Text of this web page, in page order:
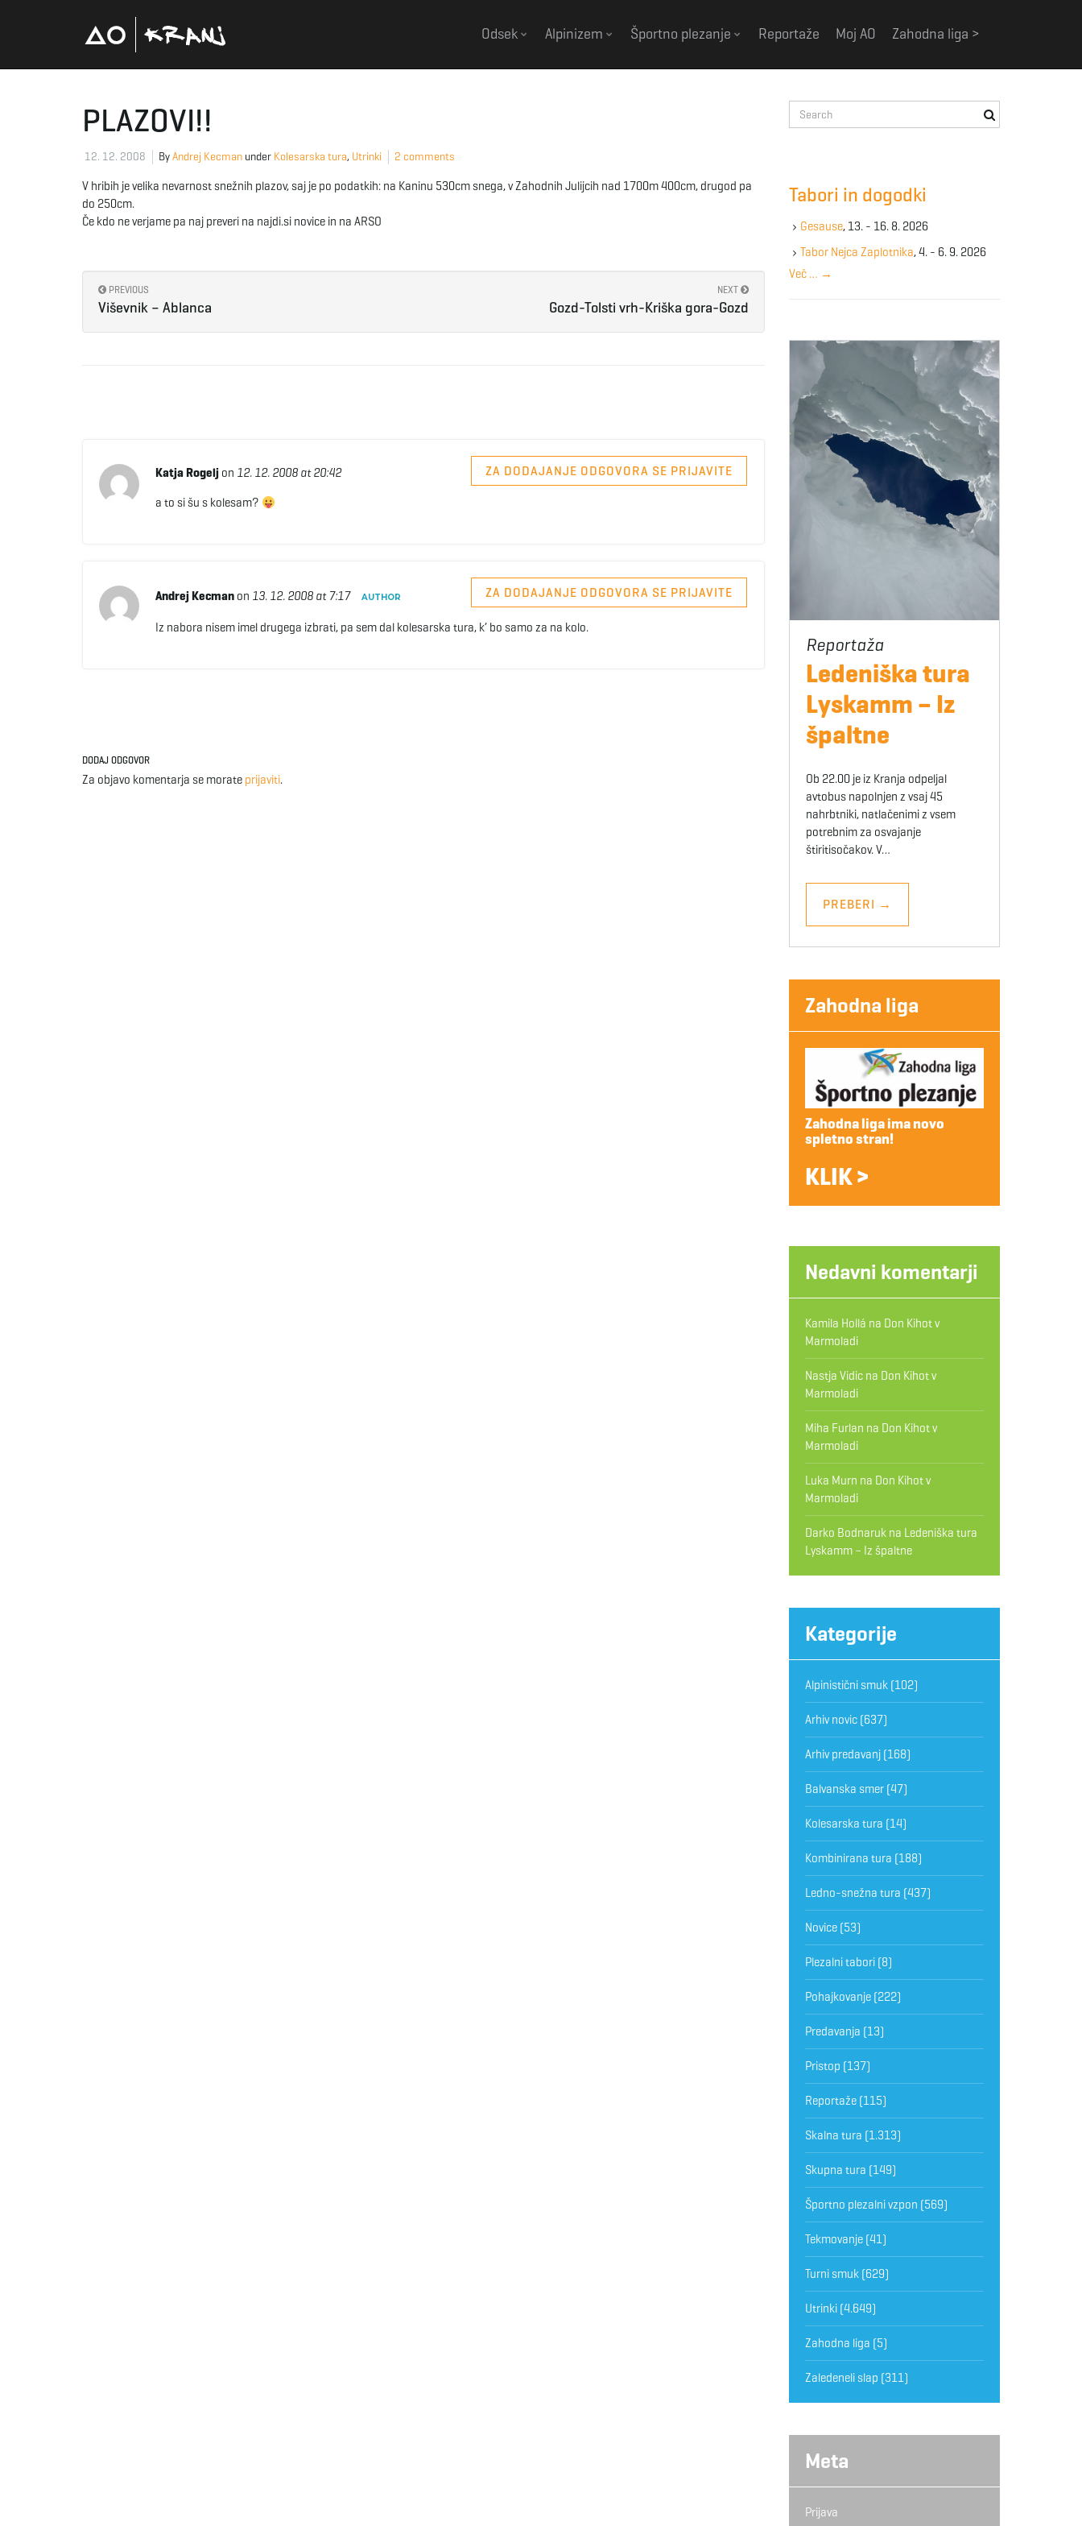
Odsek Alpinizem Športno plezanje Reportaže Moj AO Zahodna liga >
PLAZOVI!!
12. 12. 2008 ByAndrej Kecman under Kolesarska tura, Utrinki 2 comments
V hribih je velika nevarnost snežnih plazov, saj je po podatkih: na Kaninu 530cm snega, v Zahodnih Julijcih nad 1700m 400cm, drugod pa
do 250cm.
Če kdo ne verjame pa naj preveri na najdi.si novice in na ARSO
PREVIOUS
Viševnik – Ablanca
NEXT
Gozd-Tolsti vrh-Kriška gora-Gozd
Katja Rogeljon 12. 12. 2008 at 20:42 ZA DODAJANJE ODGOVORA SE PRIJAVITE
a to si šu s kolesam?
Andrej Kecmanon 13. 12. 2008 at 7:17 AUTHOR ZA DODAJANJE ODGOVORA SE PRIJAVITE
Iz nabora nisem imel drugega izbrati, pa sem dal kolesarska tura, k’ bo samo za na kolo.
DODAJ ODGOVOR
Za objavo komentarja se morate prijaviti.
e
e
y
w
r
Tabori in dogodki
Gesause, 13. - 16. 8. 2026
Tabor Nejca Zaplotnika, 4. - 6. 9. 2026
Več … →
Ledeniška tura
Lyskamm – Iz
špaltne
Ob 22.00 je iz Kranja odpeljal
avtobus napolnjen z vsaj 45
nahrbtniki, natlačenimi z vsem
potrebnim za osvajanje
štiritisočakov. V…
PREBERI →
Zahodna liga
Zahodna liga ima novo
spletno stran!
KLIK >
Nedavni komentarji
Kamila Hollá na Don Kihot v
Marmoladi
Nastja Vidicna Don Kihot v
Marmoladi
Miha Furlan na Don Kihot v
Marmoladi
Luka Murn na Don Kihot v
Marmoladi
Darko Bodnarukna Ledeniška tura
Lyskamm – Iz špaltne
Kategorije
Alpinistični smuk(102)
Arhiv novic(637)
Arhiv predavanj(168)
Balvanska smer(47)
Kolesarska tura (14)
Kombinirana tura (188)
Ledno-snežna tura (437)
Novice(53)
Plezalni tabori(8)
Pohajkovanje(222)
Predavanja (13)
Pristop (137)
Reportaže(115)
Skalna tura (1.313)
Skupna tura (149)
Športno plezalni vzpon (569)
Tekmovanje(41)
Turni smuk(629)
Utrinki(4.649)
Zahodna liga (5)
Zaledeneli slap (311)
Meta
Prijava